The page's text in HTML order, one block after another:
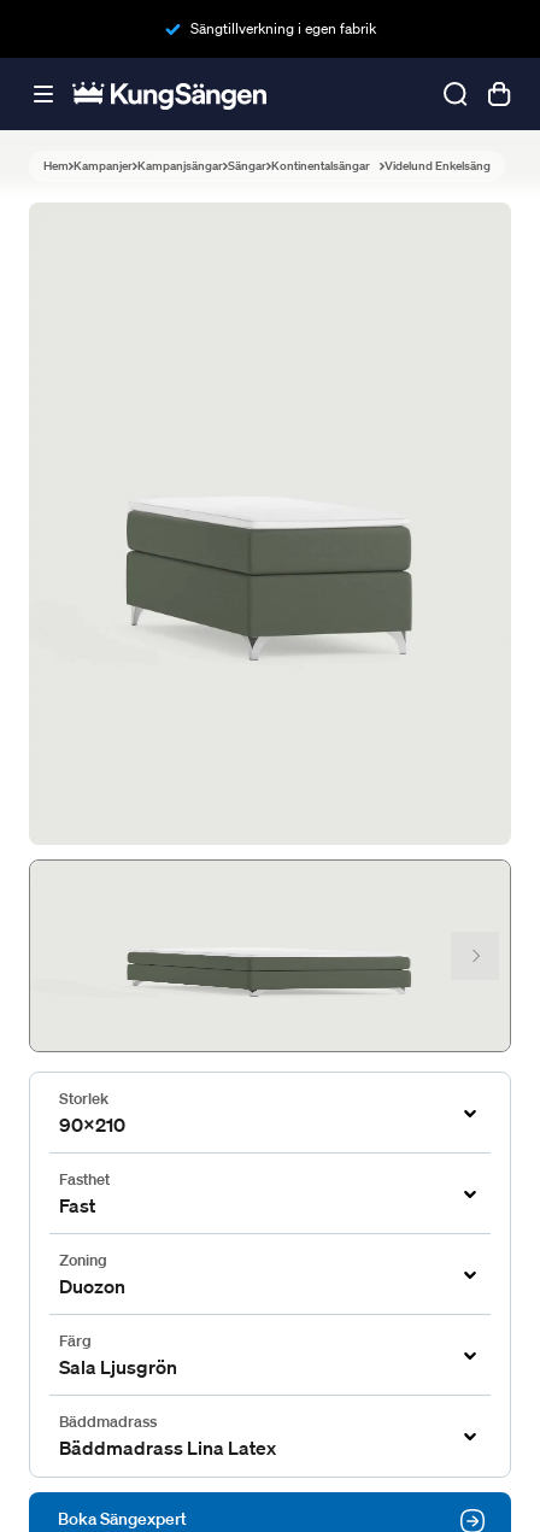
Sängtillverkning i egen fabrik
Hem Kampanjer Kampanjsängar Sängar Kontinentalsängar Videlund Enkelsäng
Storlek
90x210
Fasthet
Fast
Zoning
Duozon
Färg
Sala Ljusgrön
Bäddmadrass
Bäddmadrass Lina Latex
Boka Sängexpert